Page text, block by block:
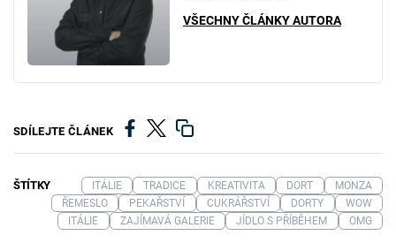
VŠECHNY ČLÁNKY AUTORA
SDÍLEJTE ČLÁNEK
ŠTÍTKY ITÁLIE TRADICE KREATIVITA DORT
MONZA
ŘEMESLO
PEKAŘSTVÍ CUKRÁŘSTVÍ DORTY
WOW
ITÁLIE
ZAJÍMAVÁ GALERIE JÍDLO S PŘÍBĚHEM OMG